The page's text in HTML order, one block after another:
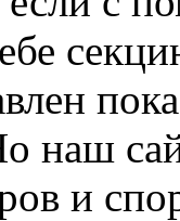
наш
и